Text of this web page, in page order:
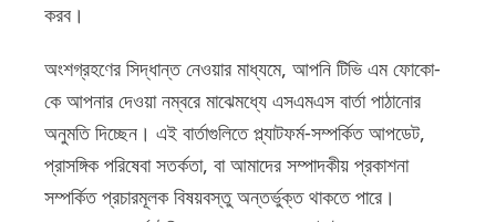
করব।
অংশগ্রহণের সিদ্ধান্ত নেওয়ার মাধ্যমে, আপনি টিভি এম ফোকো-
কে আপনার দেওয়া নম্বরে মাঝেমধ্যে এসএমএস বার্তা পাঠানোর
অনুমতি দিচ্ছেন। এই বার্তাগুলিতে প্ল্যাটফর্ম-সম্পর্কিত আপডেট,
প্রাসঙ্গিক পরিষেবা সতর্কতা, বা আমাদের সম্পাদকীয় প্রকাশনা
সম্পর্কিত প্রচারমূলক বিষয়বস্তু অন্তর্ভুক্ত থাকতে পারে।